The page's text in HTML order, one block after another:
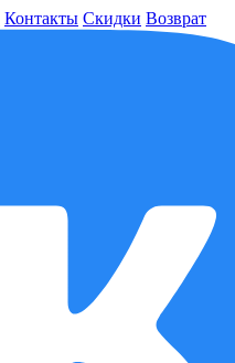
Контакты Скидки Возврат